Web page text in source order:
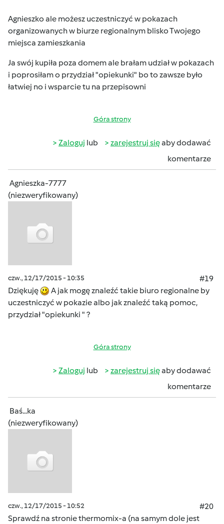
Agnieszko ale możesz uczestniczyć w pokazach
organizowanych w biurze regionalnym blisko Twojego
miejsca zamieszkania
Ja swój kupiła poza domem ale brałam udział w pokazach
i poprosiłam o przydział "opiekunki" bo to zawsze było
łatwiej no i wsparcie tu na przepisowni
Góra strony
Zaloguj lub zarejestruj sięaby dodawać
komentarze
Agnieszka-7777
(niezweryfikowany)
czw., 12/17/2015 - 10:35
#19
Dziękuję
A jak mogę znaleźć takie biuro regionalne by
uczestniczyć w pokazie albo jak znaleźć taką pomoc,
przydział "opiekunki " ?
Góra strony
Zaloguj lub zarejestruj sięaby dodawać
komentarze
Baś...ka
(niezweryfikowany)
czw., 12/17/2015 - 10:52
#20
Sprawdź na stronie thermomix-a (na samym dole jest